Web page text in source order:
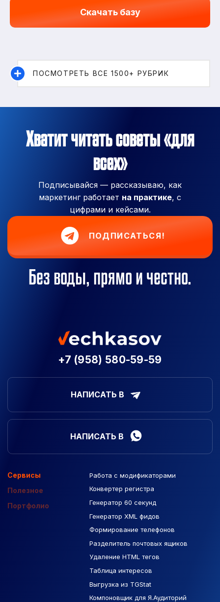
Скачать базу
ПОСМОТРЕТЬ ВСЕ 1500+ РУБРИК
Хватит читать советы «для
всех»
Подписывайся — рассказываю, как
маркетинг работает на практике, с
цифрами и кейсами.
ПОДПИСАТЬСЯ!
Без воды, прямо и честно.
+7 (958) 580-59-59
НАПИСАТЬ В
НАПИСАТЬ В
Сервисы
Полезное
Портфолио
Работа с модификаторами
Конвертер регистра
Генератор 60 секунд
Генератор XML фидов
Формирование телефонов
Разделитель почтовых ящиков
Удаление HTML тегов
Таблица интересов
Выгрузка из TGStat
Компоновщик для Я.Аудиторий
Подборка сайтов
Макеты Figma
База Яндекс Карты
РСЯ площадки
Созданные сайты
Контекстная реклама